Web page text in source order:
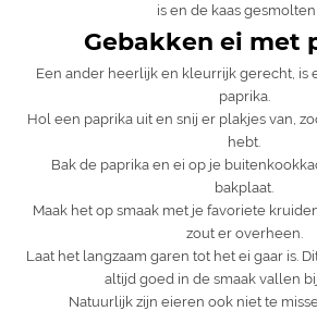
is en de kaas gesmolten
Gebakken ei met
Een ander heerlijk en kleurrijk gerecht, is
paprika.
Hol een paprika uit en snij er plakjes van,
hebt.
Bak de paprika en ei op je
bakplaat.
Maak het op smaak met je favoriete
zout er overheen.
Laat het langzaam garen tot het ei gaar is.
altijd goed in de smaak vallen
Natuurlijk zijn eieren ook niet te